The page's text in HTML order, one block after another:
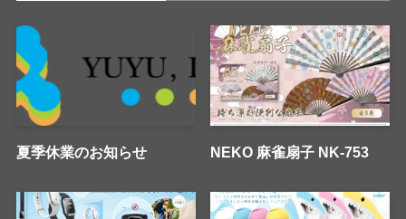
夏季休業のお知らせ NEKO 麻雀扇子 NK-753